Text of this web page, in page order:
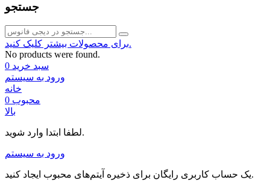
جستجو
برای محصولات بیشتر کلیک کنید.
No products were found.
سبد خرید 0
ورود به سیستم
خانه
محبوب 0
بالا
لطفا ابتدا وارد شوید.
ورود به سیستم
یک حساب کاربری رایگان برای ذخیره آیتم‌های محبوب ایجاد کنید.